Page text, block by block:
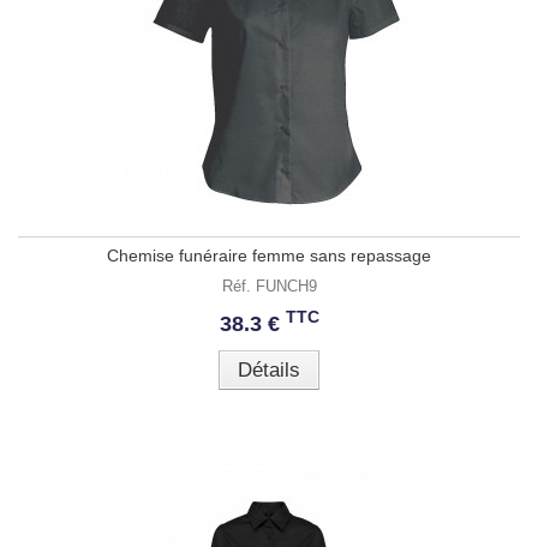
Chemise funéraire femme sans repassage
Réf. FUNCH9
38.3 € TTC
Détails